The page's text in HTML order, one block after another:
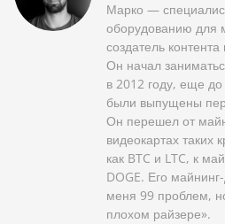
Марко —
оборудованию для
создатель
Он начал
в 2012 году, еще до
были выпущены
Он перешел от
видеокартах таких
как BTC и LTC, к
DOGE. Его
меня 99 проблем,
плохом райзере».